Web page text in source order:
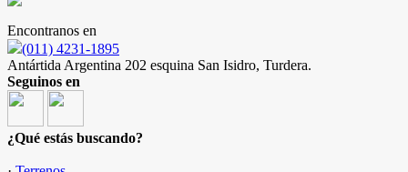
Encontranos en
(011) 4231-1895
Antártida Argentina 202 esquina San Isidro, Turdera.
Seguinos en
¿Qué estás buscando?